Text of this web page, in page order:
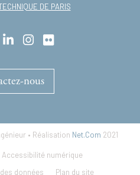
DE PARIS
nous
• Réalisation Net.Com 2021
Accessibilité numérique
données
Plan du site